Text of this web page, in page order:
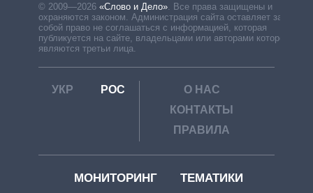
© 2009—2026 «Слово и Дело» Все права защищены и
охраняются законом. Администрация сайта оставляет за
собой право не соглашаться с информацией, которая
публикуется на сайте, владельцами или авторами которой
являются третьи лица.
УКР РОС
О НАС
КОНТАКТЫ
ПРАВИЛА
МОНИТОРИНГ ТЕМАТИКИ